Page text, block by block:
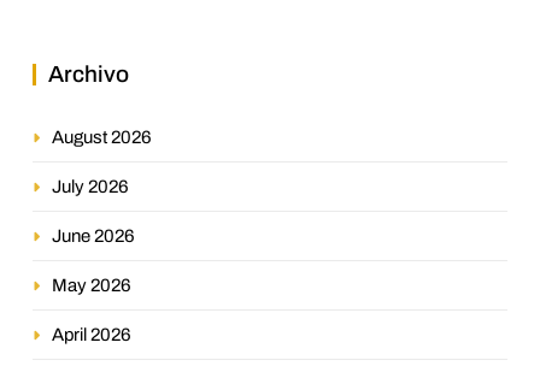
Archivo
August 2026
July 2026
June 2026
May 2026
April 2026